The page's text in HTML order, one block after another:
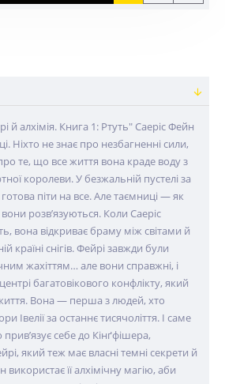
й алхімія. Книга 1: Ртуть" Саеріс Фейн
Ніхто не знає про незбагненні сили,
те, що все життя вона краде воду з
королеви. У безжальній пустелі за
піти на все. Але таємниці — як
розв’язуються. Коли Саеріс
вона відкриває браму між світами й
країні снігів. Фейрі завжди були
жахіттям… але вони справжні, і
багатовікового конфлікту, який
Вона — перша з людей, хто
Івелії за останнє тисячоліття. І саме
себе до Кінґфішера,
який теж має власні темні секрети й
використає її алхімічну магію, аби